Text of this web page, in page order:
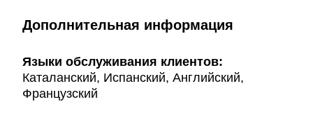
Дополнительная информация
Языки обслуживания клиентов:
Каталанский, Испанский, Английский,
Французский